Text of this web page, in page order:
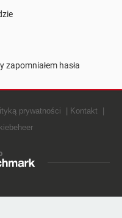
hasła
prywatności
Kontakt